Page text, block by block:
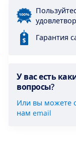
Гарантия
У вас есть
вопросы?
Или вы можете
нам email